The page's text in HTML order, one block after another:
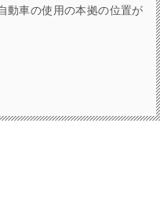
動車の使用の本拠の位置が